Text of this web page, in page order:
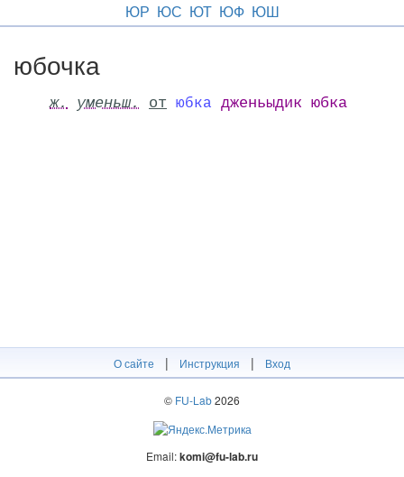
ЮР ЮС ЮТ ЮФ ЮШ
юбочка
ж. уменьш. от юбка дженьыдик юбка
О сайте | Инструкция | Вход
© FU-Lab2026
Email:komi@fu-lab.ru